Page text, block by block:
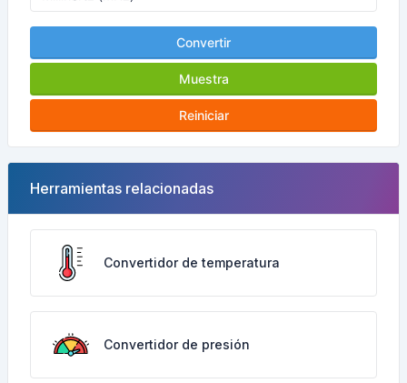
Convertir
Muestra
Reiniciar
Herramientas relacionadas
Convertidor de temperatura
Convertidor de presión